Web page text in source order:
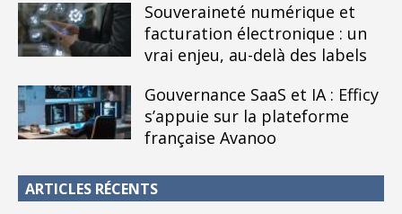
Souveraineté numérique et
facturation électronique : un
vrai enjeu, au-delà des labels
Gouvernance SaaS et IA : Efficy
s’appuie sur la plateforme
française Avanoo
ARTICLES RÉCENTS